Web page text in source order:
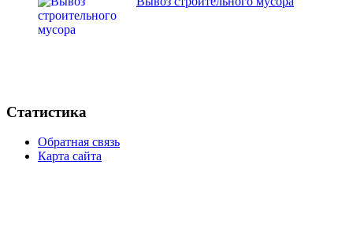
Статистика
Обратная связь
Карта сайта